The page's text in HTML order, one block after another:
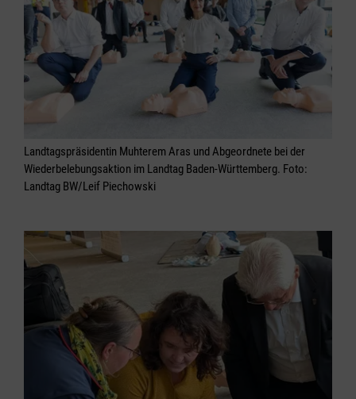
Landtagspräsidentin Muhterem Aras und Abgeordnete bei der
Wiederbelebungsaktion im Landtag Baden-Württemberg. Foto:
Landtag BW/Leif Piechowski